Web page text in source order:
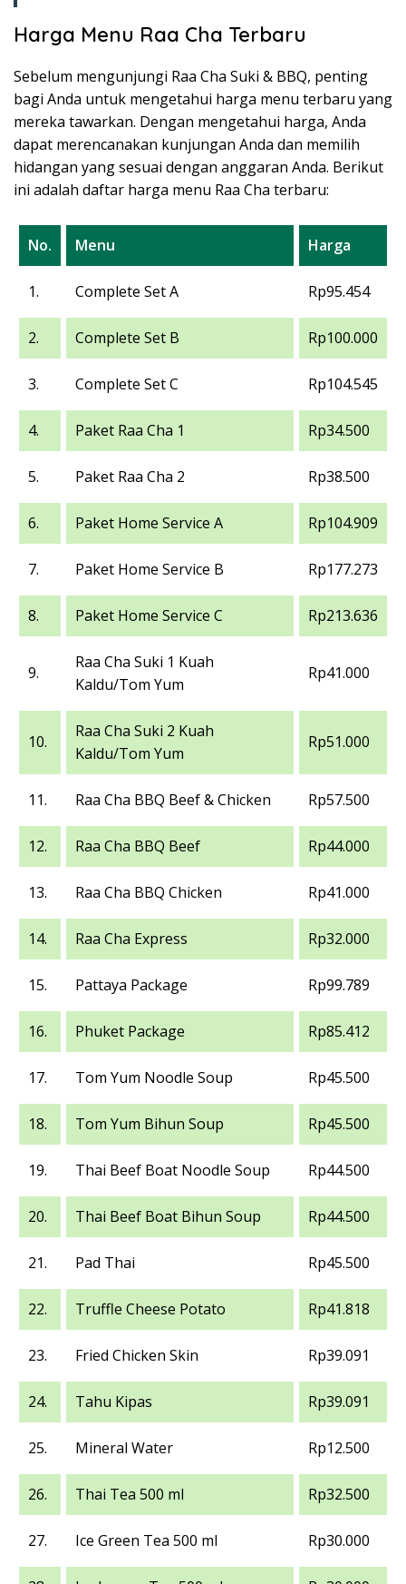
Harga Menu Raa Cha Terbaru
Sebelum mengunjungi Raa Cha Suki & BBQ, penting
bagi Anda untuk mengetahui harga menu terbaru yang
mereka tawarkan. Dengan mengetahui harga, Anda
dapat merencanakan kunjungan Anda dan memilih
hidangan yang sesuai dengan anggaran Anda. Berikut
ini adalah daftar harga menu Raa Cha terbaru:
No. Menu Harga
1. Complete Set A Rp95.454
2. Complete Set B Rp100.000
3. Complete Set C Rp104.545
4. Paket Raa Cha 1 Rp34.500
5. Paket Raa Cha 2 Rp38.500
6. Paket Home Service A Rp104.909
7. Paket Home Service B Rp177.273
8. Paket Home Service C Rp213.636
9.
Raa Cha Suki 1 Kuah
Kaldu/Tom Yum
Rp41.000
10.
Raa Cha Suki 2 Kuah
Kaldu/Tom Yum
Rp51.000
11. Raa Cha BBQ Beef & Chicken Rp57.500
12. Raa Cha BBQ Beef Rp44.000
13. Raa Cha BBQ Chicken Rp41.000
14. Raa Cha Express Rp32.000
15. Pattaya Package Rp99.789
16. Phuket Package Rp85.412
17. Tom Yum Noodle Soup Rp45.500
18. Tom Yum Bihun Soup Rp45.500
19. Thai Beef Boat Noodle Soup Rp44.500
20. Thai Beef Boat Bihun Soup Rp44.500
21. Pad Thai Rp45.500
22. Truffle Cheese Potato Rp41.818
23. Fried Chicken Skin Rp39.091
24. Tahu Kipas Rp39.091
25. Mineral Water Rp12.500
26. Thai Tea 500 ml Rp32.500
27. Ice Green Tea 500 ml Rp30.000